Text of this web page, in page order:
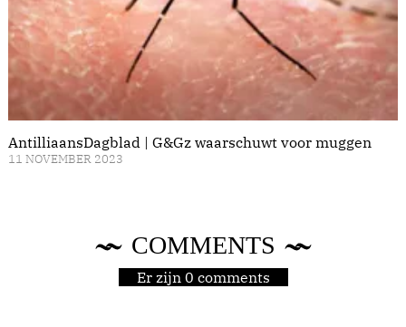
AntilliaansDagblad | G&Gz waarschuwt voor muggen
11 NOVEMBER 2023
COMMENTS
Er zijn 0 comments